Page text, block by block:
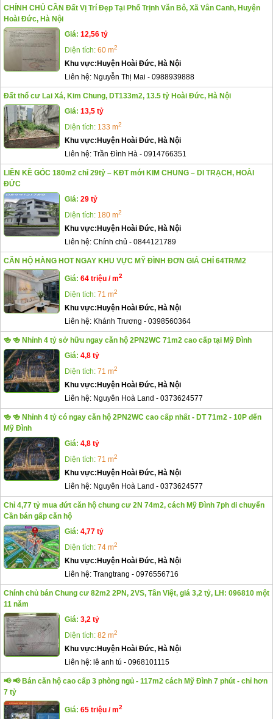
CHÍNH CHỦ CẦN Đất Vị Trí Đẹp Tại Phố Trịnh Văn Bô, Xã Vân Canh, Huyện
Hoài Đức, Hà Nội
Giá: 12,56 tỷ
Diện tích: 60 m2
Khu vực: Huyện Hoài Đức, Hà Nội
Liên hệ: Nguyễn Thị Mai - 0988939888
Đất thổ cư Lai Xá, Kim Chung, DT133m2, 13.5 tỷ Hoài Đức, Hà Nội
Giá: 13,5 tỷ
Diện tích: 133 m2
Khu vực: Huyện Hoài Đức, Hà Nội
Liên hệ: Trần Đình Hà - 0914766351
LIỀN KỀ GÓC 180m2 chỉ 29tỷ – KĐT mới KIM CHUNG – DI TRẠCH, HOÀI
ĐỨC
Giá: 29 tỷ
Diện tích: 180 m2
Khu vực: Huyện Hoài Đức, Hà Nội
Liên hệ: Chính chủ - 0844121789
CĂN HỘ HÀNG HOT NGAY KHU VỰC MỸ ĐÌNH ĐƠN GIÁ CHỈ 64TR/M2
Giá: 64 triệu / m2
Diện tích: 71 m2
Khu vực: Huyện Hoài Đức, Hà Nội
Liên hệ: Khánh Trương - 0398560364
🍻 🍻 Nhỉnh 4 tỷ sở hữu ngay căn hộ 2PN2WC 71m2 cao cấp tại Mỹ Đình
Giá: 4,8 tỷ
Diện tích: 71 m2
Khu vực: Huyện Hoài Đức, Hà Nội
Liên hệ: Nguyên Hoà Land - 0373624577
🍻 🍻 Nhỉnh 4 tỷ có ngay căn hộ 2PN2WC cao cấp nhất - DT 71m2 - 10P đến
Mỹ Đình
Giá: 4,8 tỷ
Diện tích: 71 m2
Khu vực: Huyện Hoài Đức, Hà Nội
Liên hệ: Nguyên Hoà Land - 0373624577
Chỉ 4,77 tỷ mua đứt căn hộ chung cư 2N 74m2, cách Mỹ Đình 7ph di chuyển
Cần bán gấp căn hộ
Giá: 4,77 tỷ
Diện tích: 74 m2
Khu vực: Huyện Hoài Đức, Hà Nội
Liên hệ: Trangtrang - 0976556716
Chính chủ bán Chung cư 82m2 2PN, 2VS, Tân Việt, giá 3,2 tỷ, LH: 096810 một
11 năm
Giá: 3,2 tỷ
Diện tích: 82 m2
Khu vực: Huyện Hoài Đức, Hà Nội
Liên hệ: lê anh tú - 0968101115
📢 📢 Bán căn hộ cao cấp 3 phòng ngủ - 117m2 cách Mỹ Đình 7 phút - chỉ hơn
7 tỷ
Giá: 65 triệu / m2